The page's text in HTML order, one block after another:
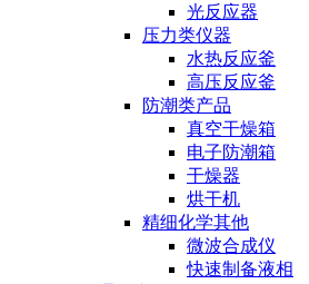
光反应器
压力类仪器
水热反应釜
高压反应釜
防潮类产品
真空干燥箱
电子防潮箱
干燥器
烘干机
精细化学其他
微波合成仪
快速制备液相